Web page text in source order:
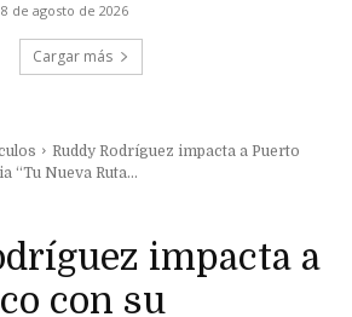
8 de agosto de 2026
Cargar más